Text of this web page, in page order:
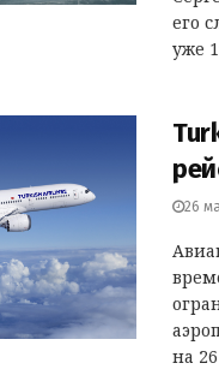
его
уже
26
на